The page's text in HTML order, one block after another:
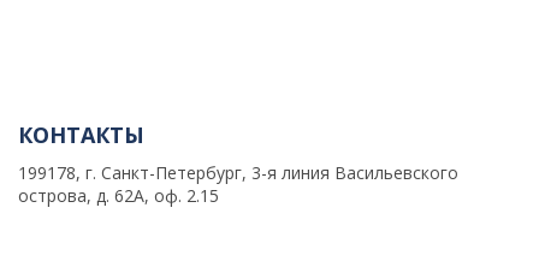
КОНТАКТЫ
199178, г. Санкт-Петербург, 3-я линия Васильевского
острова, д. 62А, оф. 2.15